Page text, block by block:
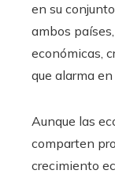
en su
ambos
económicas,
que alarma en
Aunque las
comparten
crecimiento